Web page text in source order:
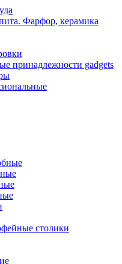
Фарфор, керамика
принадлежности gadgets
столики